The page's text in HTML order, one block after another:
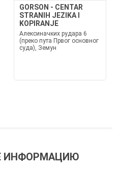
GORSON - CENTAR
STRANIH JEZIKA I
KOPIRANJE
Алексиначких рудара 6
(преко пута Првог основног
суда), Земун
ИНФОРМАЦИЮ